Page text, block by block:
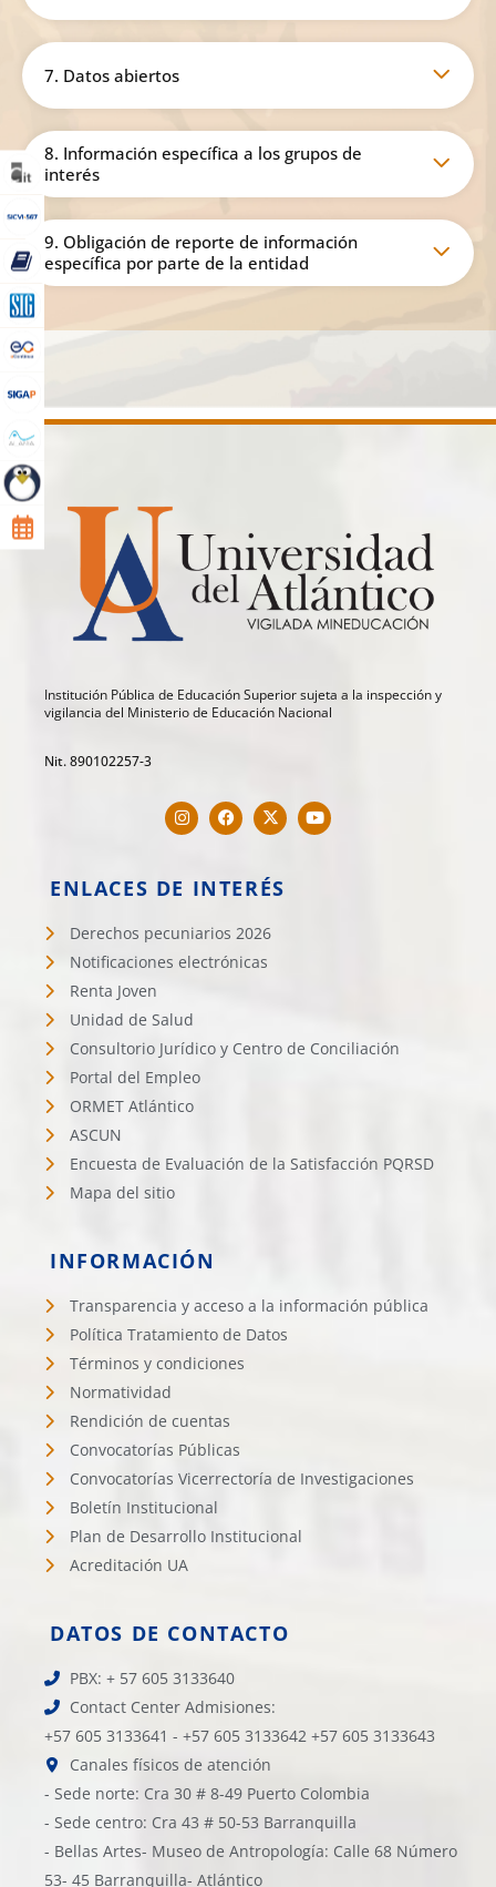
7. Datos abiertos
8. Información específica a los grupos de
interés
9. Obligación de reporte de información
específica por parte de la entidad
Institución Pública de Educación Superior sujeta a la inspección y
vigilancia del Ministerio de Educación Nacional
Nit. 890102257-3
ENLACES DE INTERÉS
Derechos pecuniarios 2026
Notificaciones electrónicas
Renta Joven
Unidad de Salud
Consultorio Jurídico y Centro de Conciliación
Portal del Empleo
ORMET Atlántico
ASCUN
Encuesta de Evaluación de la Satisfacción PQRSD
Mapa del sitio
INFORMACIÓN
Transparencia y acceso a la información pública
Política Tratamiento de Datos
Términos y condiciones
Normatividad
Rendición de cuentas
Convocatorías Públicas
Convocatorías Vicerrectoría de Investigaciones
Boletín Institucional
Plan de Desarrollo Institucional
Acreditación UA
DATOS DE CONTACTO
PBX: + 57 605 3133640
Contact Center Admisiones:
+57 605 3133641 - +57 605 3133642 +57 605 3133643
Canales físicos de atención
- Sede norte: Cra 30 # 8-49 Puerto Colombia
- Sede centro: Cra 43 # 50-53 Barranquilla
- Bellas Artes- Museo de Antropología: Calle 68 Número
53- 45 Barranquilla- Atlántico